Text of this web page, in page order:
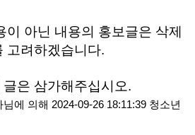
이 아닌 내용의 홍보글은 삭제
고려하겠습니다.
은 삼가해주십시오.
에 의해 2024-09-26 18:11:39 청소년